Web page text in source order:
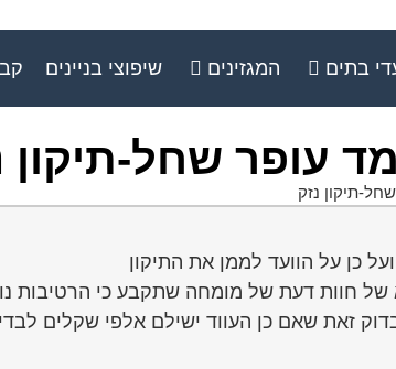
בתים המגזינים שיפוצי בניינים
עופר שחל-תיקון
תיקון נזק
חוות דעת של מומחה שתקבע כי הרטיבות
זאת שאם כן העווד ישילם אלפי שקלים